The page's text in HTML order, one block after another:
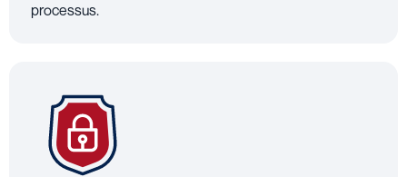
processus.